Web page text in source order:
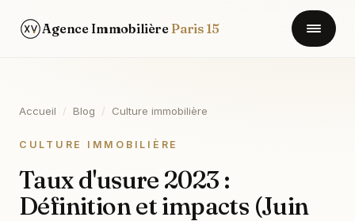
Agence Immobilière Paris 15
Accueil / Blog / Culture immobilière
CULTURE IMMOBILIÈRE
Taux d'usure 2023 :
Définition et impacts (Juin